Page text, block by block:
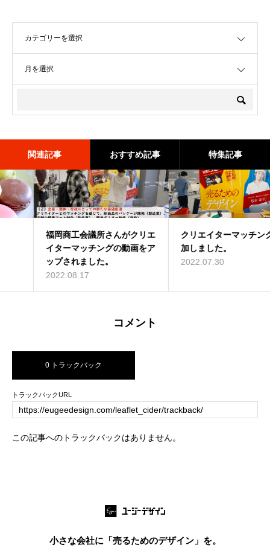
関連記事 おすすめ記事 特集記事
福岡商工会議所さんがクリエ
イターマッチングの動画をア
ップされました。
2022.08.17
クリエイターマッチングに参
加しました。
2022.07.30
クリエイターマッチングに参
加しました。
2022.07.30
コメント
0 トラックバック
トラックバックURL
この記事へのトラックバックはありません。
小さな会社に「売るためのデザイン」を。